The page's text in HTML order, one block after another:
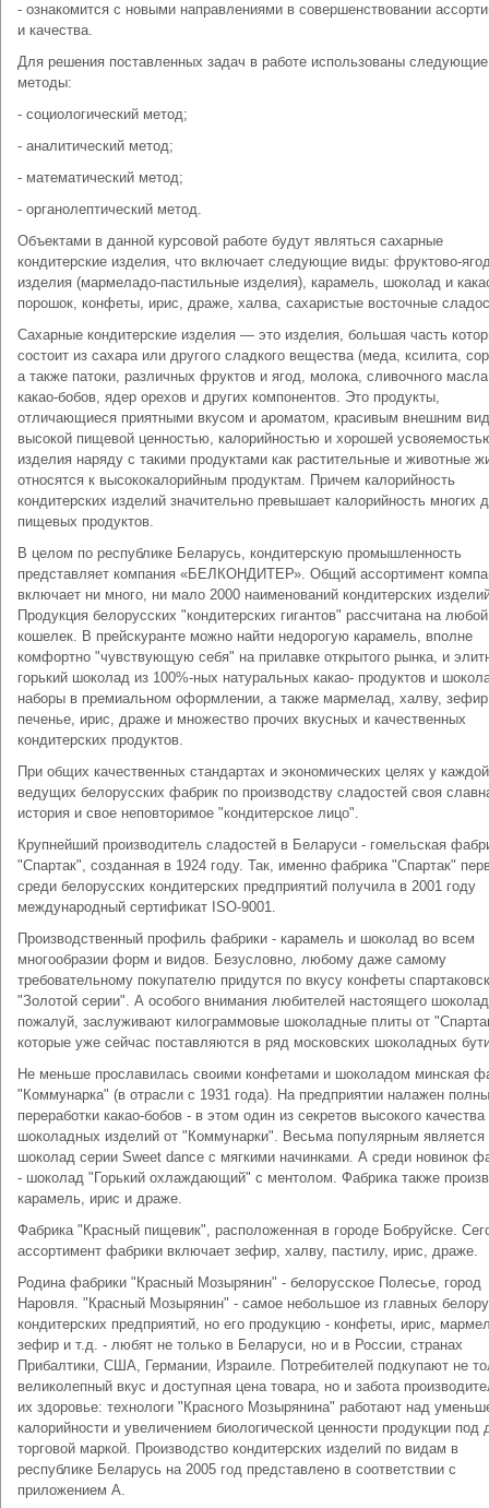
- ознакомится с новыми направлениями в совершенствовании
и качества.
Для решения поставленных задач в работе использованы следующие
методы:
- социологический метод;
- аналитический метод;
- математический метод;
- органолептический метод.
Объектами в данной курсовой работе будут являться сахарные
кондитерские изделия, что включает следующие виды: фруктово-
изделия (мармеладо-пастильные изделия), карамель, шоколад и
порошок, конфеты, ирис, драже, халва, сахаристые восточные
Сахарные кондитерские изделия — это изделия, большая часть
состоит из сахара или другого сладкого вещества (меда, ксилита,
а также патоки, различных фруктов и ягод, молока, сливочного
какао-бобов, ядер орехов и других компонентов. Это продукты,
отличающиеся приятными вкусом и ароматом, красивым внешним
высокой пищевой ценностью, калорийностью и хорошей
изделия наряду с такими продуктами как растительные и животные
относятся к высококалорийным продуктам. Причем калорийность
кондитерских изделий значительно превышает калорийность многих
пищевых продуктов.
В целом по республике Беларусь, кондитерскую промышленность
представляет компания «БЕЛКОНДИТЕР». Общий ассортимент
включает ни много, ни мало 2000 наименований кондитерских
Продукция белорусских "кондитерских гигантов" рассчитана на
кошелек. В прейскуранте можно найти недорогую карамель, вполне
комфортно "чувствующую себя" на прилавке открытого рынка, и
горький шоколад из 100%-ных натуральных какао- продуктов и
наборы в премиальном оформлении, а также мармелад, халву,
печенье, ирис, драже и множество прочих вкусных и качественных
кондитерских продуктов.
При общих качественных стандартах и экономических целях у
ведущих белорусских фабрик по производству сладостей своя
история и свое неповторимое "кондитерское лицо".
Крупнейший производитель сладостей в Беларуси - гомельская
"Спартак", созданная в 1924 году. Так, именно фабрика "Спартак"
среди белорусских кондитерских предприятий получила в 2001 году
международный сертификат ISO-9001.
Производственный профиль фабрики - карамель и шоколад во всем
многообразии форм и видов. Безусловно, любому даже самому
требовательному покупателю придутся по вкусу конфеты
"Золотой серии". А особого внимания любителей настоящего
пожалуй, заслуживают килограммовые шоколадные плиты от
которые уже сейчас поставляются в ряд московских шоколадных
Не меньше прославилась своими конфетами и шоколадом минская
"Коммунарка" (в отрасли с 1931 года). На предприятии налажен
переработки какао-бобов - в этом один из секретов высокого качества
шоколадных изделий от "Коммунарки". Весьма популярным является
шоколад серии Sweet dance с мягкими начинками. А среди новинок
- шоколад "Горький охлаждающий" с ментолом. Фабрика также
карамель, ирис и драже.
Фабрика "Красный пищевик", расположенная в городе Бобруйске.
ассортимент фабрики включает зефир, халву, пастилу, ирис, драже.
Родина фабрики "Красный Мозырянин" - белорусское Полесье, город
Наровля. "Красный Мозырянин" - самое небольшое из главных
кондитерских предприятий, но его продукцию - конфеты, ирис,
зефир и т.д. - любят не только в Беларуси, но и в России, странах
Прибалтики, США, Германии, Израиле. Потребителей подкупают не
великолепный вкус и доступная цена товара, но и забота
их здоровье: технологи "Красного Мозырянина" работают над
калорийности и увеличением биологической ценности продукции под
торговой маркой. Производство кондитерских изделий по видам в
республике Беларусь на 2005 год представлено в соответствии с
приложением А.